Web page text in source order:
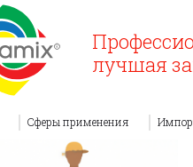
лучшая
Сферы применения